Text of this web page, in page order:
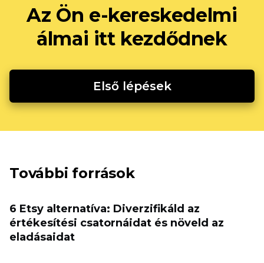
Az Ön e-kereskedelmi
álmai itt kezdődnek
Első lépések
További források
6 Etsy alternatíva: Diverzifikáld az
értékesítési csatornáidat és növeld az
eladásaidat